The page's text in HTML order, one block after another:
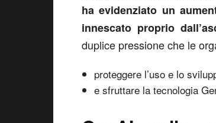
ha evidenziato un
innescato proprio
duplice pressione che le
proteggere l’uso e lo
e sfruttare la tecnologia